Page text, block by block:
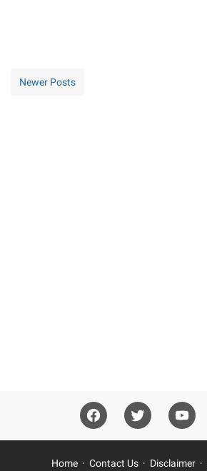
Newer Posts
Home Contact Us Disclaimer